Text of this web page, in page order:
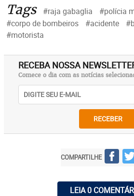
Tags #raja gabaglia
#polícia
#corpo de bombeiros
#acidente
#motorista
RECEBA NOSSA
Comece o dia com as notícias
RECEBER
COMPARTILHE
LEIA 0